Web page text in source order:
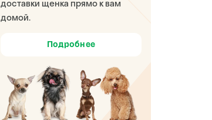
доставки щенка прямо к вам
домой.
Подробнее
девочки
Японский хин
1 год, 1 месяц